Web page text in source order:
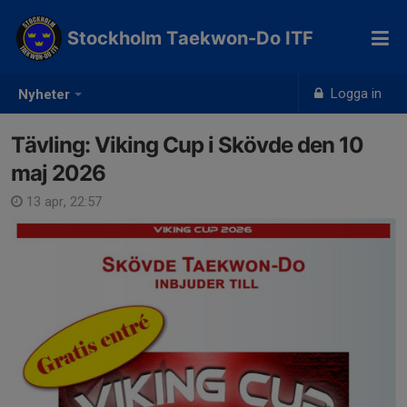
Nyheter Logga in
Stockholm Taekwon-Do ITF
Tävling: Viking Cup i Skövde den 10
maj 2026
13 apr, 22:57